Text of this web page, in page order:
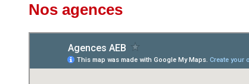
Nos agences